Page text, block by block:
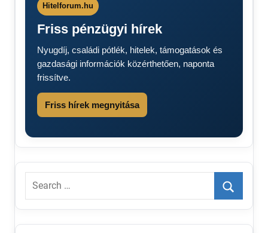
előrejelzésHitelforum.hu
Friss pénzügyi hírek
Nyugdíj, családi pótlék, hitelek, támogatások és
gazdasági információk közérthetően, naponta
frissítve.
Friss hírek megnyitása
Search
Search